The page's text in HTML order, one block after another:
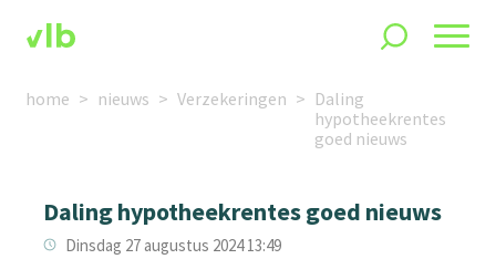
home nieuws Verzekeringen
Daling
hypotheekrentes
goed nieuws
Daling hypotheekrentes goed nieuws
Dinsdag 27 augustus 2024 13:49